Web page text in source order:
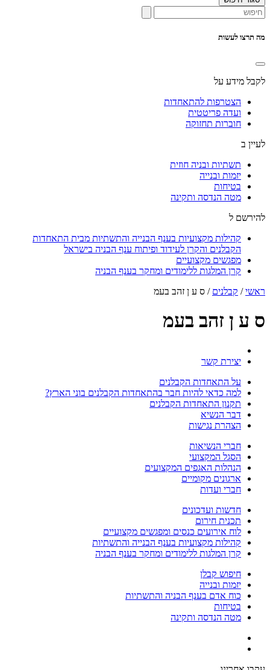
מה תרצו לעשות
לקבל מידע על
הצטרפות להתאחדות
ועדה פריטטית
חוברות תחזוקה
לעיין ב
תשתיות ובניה חוזית
יזמות ובנייה
בטיחות
מטה הנדסה ותקינה
להירשם ל
קהילות מקצועיות בענף הבנייה והתשתיות מבית התאחדות
הקבלנים והקרן לעידוד ופיתוח ענף הבניה בישראל
מפגשים מקצועיים
קרן המלגות ללימודים ומחקר בענף הבניה
ראשי/ קבלנים / ס ע ן זהב בעמ
ס ע ן זהב בעמ
יצירת קשר
על התאחדות הקבלנים
למה כדאי להיות חבר בהתאחדות הקבלנים בוני הארץ?
תקנון התאחדות הקבלנים
דבר הנשיא
הצהרת נגישות
חברי הנשיאות
הסגל המקצועי
הנהלות האגפים המקצועים
ארגונים מקומיים
חברי ועדות
חדשות ועדכונים
תכנית חירום
לוח אירועים כנסים ומפגשים מקצועיים
קהילות מקצועיות בענף הבנייה והתשתיות
קרן המלגות ללימודים ומחקר בענף הבניה
חיפוש קבלן
יזמות ובנייה
כוח אדם בענף הבניה והתשתיות
בטיחות
מטה הנדסה ותקינה